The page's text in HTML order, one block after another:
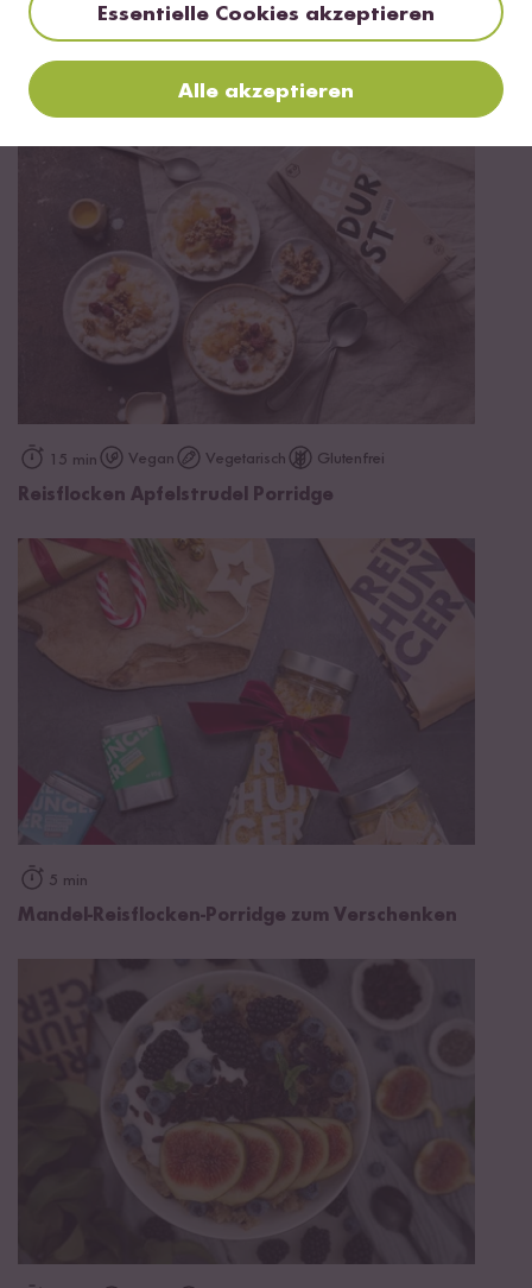
15 min
Overnight Porridge mit Apfel-Zimt-Sauce
15 min Vegan Vegetarisch Glutenfrei
Reisflocken Apfelstrudel Porridge
5 min
Mandel-Reisflocken-Porridge zum Verschenken
Essentielle Cookies akzeptieren
Alle akzeptieren